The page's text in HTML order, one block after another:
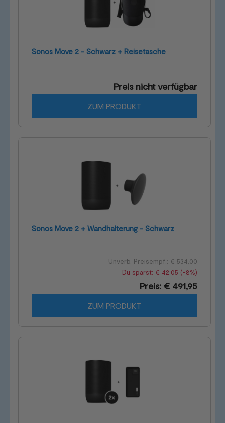
Sonos Move 2 - Schwarz + Reisetasche
Preis nicht verfügbar
ZUM PRODUKT
Sonos Move 2 + Wandhalterung - Schwarz
Unverb. Preisempf.: € 534,00
Du sparst: € 42,05 (-8%)
Preis: € 491,95
ZUM PRODUKT